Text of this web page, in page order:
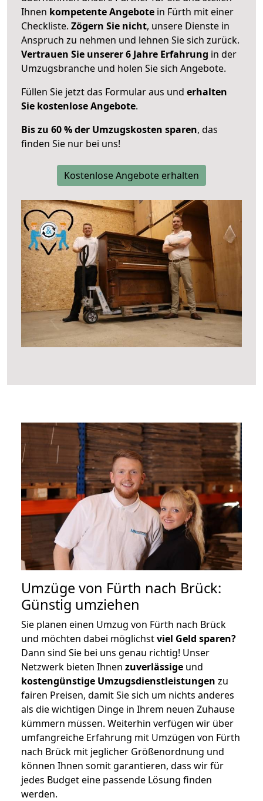
Ihnen kompetente Angebote in Fürth mit einer
Checkliste. Zögern Sie nicht, unsere Dienste in
Anspruch zu nehmen und lehnen Sie sich zurück.
Vertrauen Sie unserer 6 Jahre Erfahrung in der
Umzugsbranche und holen Sie sich Angebote.
Füllen Sie jetzt das Formular aus und erhalten
Sie kostenlose Angebote.
Bis zu 60 % der Umzugskosten sparen, das
finden Sie nur bei uns!
Kostenlose Angebote erhalten
Umzüge von Fürth nach Brück:
Günstig umziehen
Sie planen einen Umzug von Fürth nach Brück
und möchten dabei möglichstviel Geld sparen?
Dann sind Sie bei uns genau richtig! Unser
Netzwerk bieten Ihnen zuverlässige und
kostengünstige Umzugsdienstleistungen zu
fairen Preisen, damit Sie sich um nichts anderes
als die wichtigen Dinge in Ihrem neuen Zuhause
kümmern müssen. Weiterhin verfügen wir über
umfangreiche Erfahrung mit Umzügen von Fürth
nach Brück mit jeglicher Größenordnung und
können Ihnen somit garantieren, dass wir für
jedes Budget eine passende Lösung finden
werden.